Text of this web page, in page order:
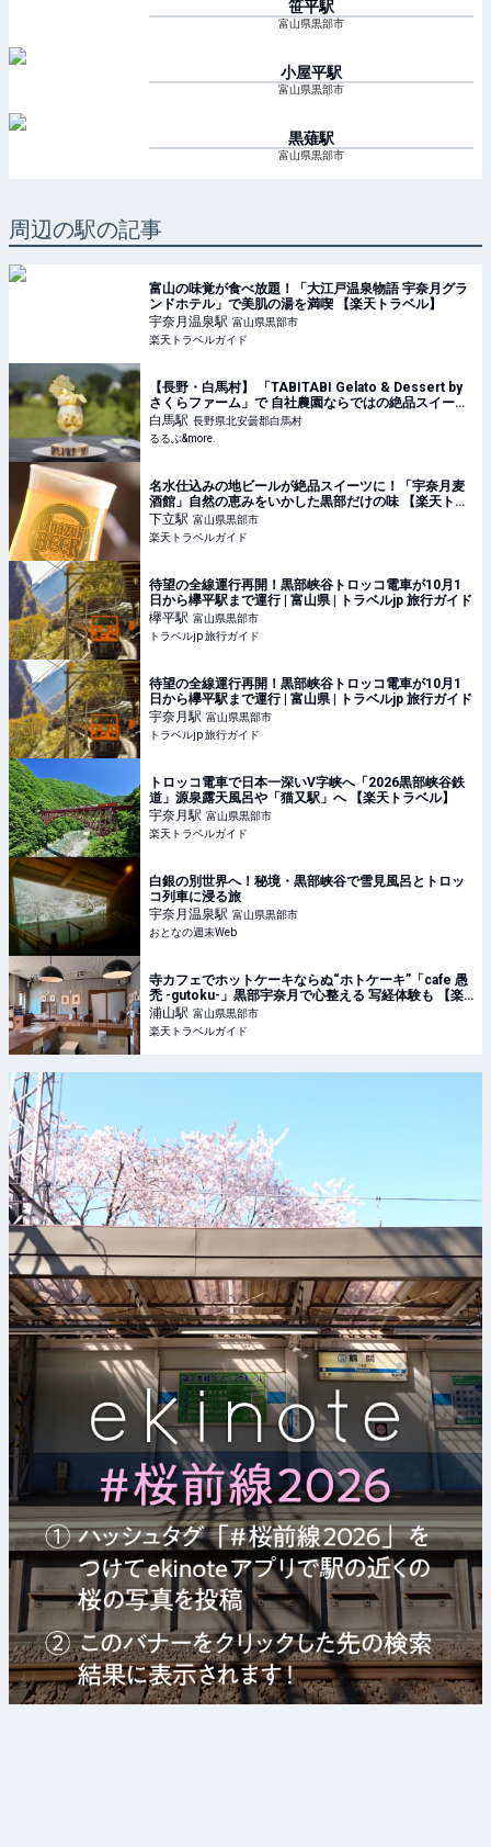
笹平駅
富山県黒部市
小屋平駅
富山県黒部市
黒薙駅
富山県黒部市
周辺の駅の記事
富山の味覚が食べ放題！「大江戸温泉物語 宇奈月グラ
ンドホテル」で美肌の湯を満喫 【楽天トラベル】
宇奈月温泉駅 富山県黒部市
楽天トラベルガイド
【長野・白馬村】 「TABITABI Gelato & Dessert by
さくらファーム」で 自社農園ならではの絶品スイーツ
を堪能｜るるぶ&more.
白馬駅 長野県北安曇郡白馬村
るるぶ&more.
名水仕込みの地ビールが絶品スイーツに！「宇奈月麦
酒館」自然の恵みをいかした黒部だけの味 【楽天トラ
ベル】
下立駅 富山県黒部市
楽天トラベルガイド
待望の全線運行再開！黒部峡谷トロッコ電車が10月1
日から欅平駅まで運行 | 富山県 | トラベルjp 旅行ガイド
欅平駅 富山県黒部市
トラベルjp 旅行ガイド
待望の全線運行再開！黒部峡谷トロッコ電車が10月1
日から欅平駅まで運行 | 富山県 | トラベルjp 旅行ガイド
宇奈月駅 富山県黒部市
トラベルjp 旅行ガイド
トロッコ電車で日本一深いV字峡へ「2026黒部峡谷鉄
道」源泉露天風呂や「猫又駅」へ 【楽天トラベル】
宇奈月駅 富山県黒部市
楽天トラベルガイド
白銀の別世界へ！秘境・黒部峡谷で雪見風呂とトロッ
コ列車に浸る旅
宇奈月温泉駅 富山県黒部市
おとなの週末Web
寺カフェでホットケーキならぬ“ホトケーキ”「cafe 愚
禿 -gutoku-」黒部宇奈月で心整える 写経体験も 【楽
天トラベル】
浦山駅 富山県黒部市
楽天トラベルガイド